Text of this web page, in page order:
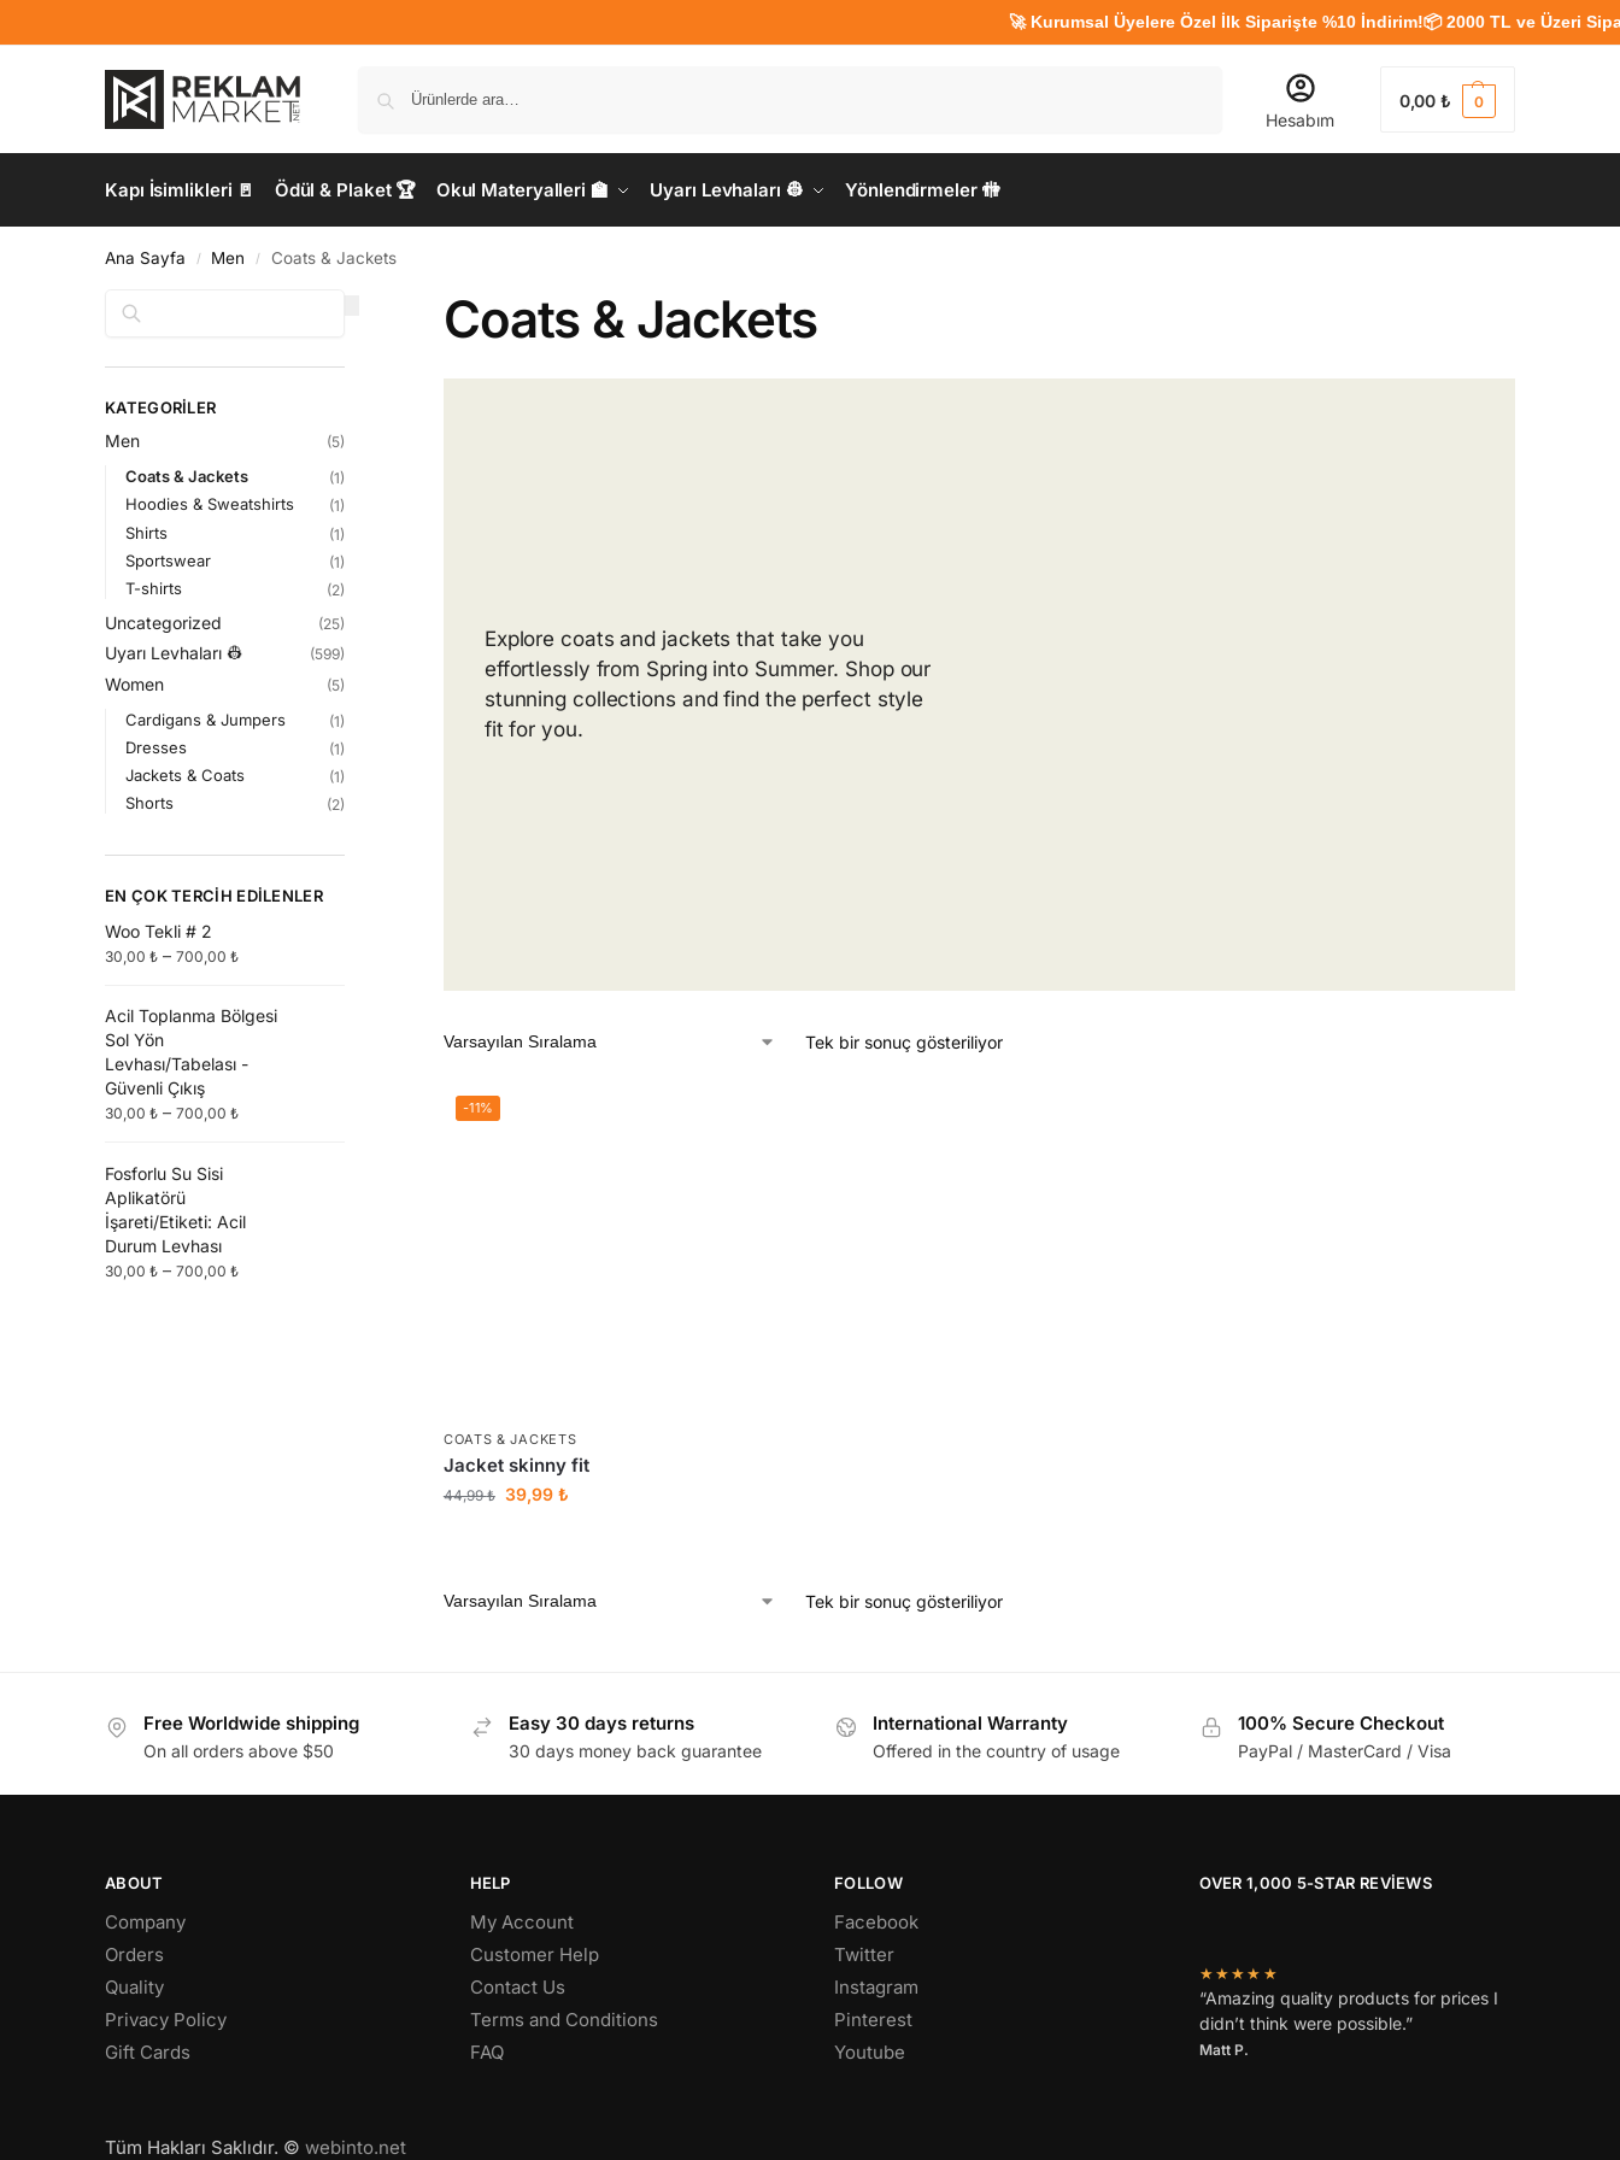
🚀 Kurumsal Üyelere Özel İlk Siparişte %10 İndirim!📦 2000 TL ve Üzeri
Hesabım
0,00₺ 0
Kapı İsimlikleri 🚪 Ödül & Plaket 🏆 Okul Materyalleri 🏫 Uyarı Levhaları 👷 Yönlendirmeler 🚻
Ana Sayfa / Men / Coats & Jackets
Coats & Jackets
Explore coats and jackets that take you
effortlessly from Spring into Summer. Shop our
stunning collections and find the perfect style
fit for you.
Tek bir sonuç gösteriliyor
-11%
COATS & JACKETS
Jacket skinny fit
44,99₺ 39,99 ₺
Tek bir sonuç gösteriliyor
KATEGORILER
Men (5)
Coats & Jackets (1)
Hoodies & Sweatshirts (1)
Shirts (1)
Sportswear (1)
T-shirts (2)
Uncategorized (25)
Uyarı Levhaları 👷 (599)
Women (5)
Cardigans & Jumpers (1)
Dresses (1)
Jackets & Coats (1)
Shorts (2)
EN ÇOK TERCIH EDILENLER
Woo Tekli # 2
30,00 ₺ – 700,00 ₺
Acil Toplanma Bölgesi
Sol Yön
Levhası/Tabelası -
Güvenli Çıkış
30,00 ₺ – 700,00 ₺
Fosforlu Su Sisi
Aplikatörü
İşareti/Etiketi: Acil
Durum Levhası
30,00 ₺ – 700,00 ₺
Free Worldwide shipping
On all orders above $50
Easy 30 days returns
30 days money back guarantee
International Warranty
Offered in the country of usage
100% Secure Checkout
PayPal / MasterCard / Visa
ABOUT
Company
Orders
Quality
Privacy Policy
Gift Cards
HELP
My Account
Customer Help
Contact Us
Terms and Conditions
FAQ
FOLLOW
Facebook
Twitter
Instagram
Pinterest
Youtube
OVER 1,000 5-STAR REVIEWS
★★★★★
“Amazing quality products for prices I
didn’t think were possible.”
Matt P.
Tüm Hakları Saklıdır. © webinto.net